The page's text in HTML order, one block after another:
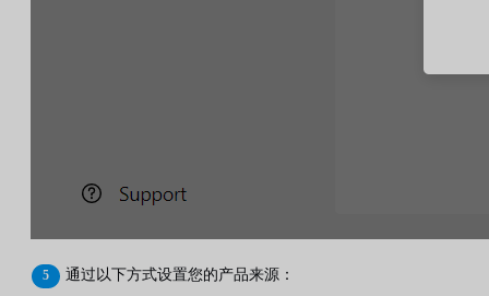
通过以下方式设置您的产品来源：